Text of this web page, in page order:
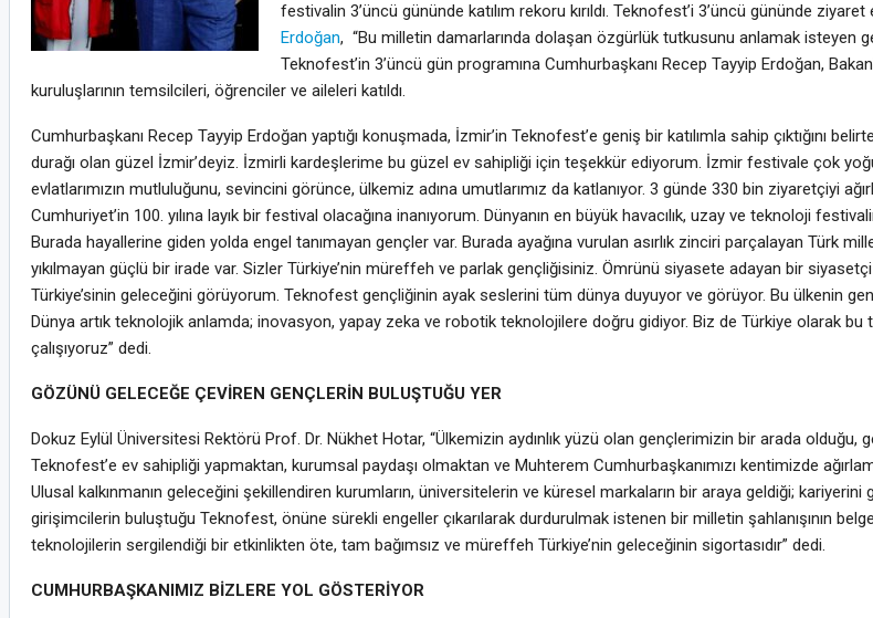
festivalin 3’üncü gününde katılım rekoru kırıldı. Teknofest’i 3’üncü gününde ziyaret
Erdoğan, “Bu milletin damarlarında dolaşan özgürlük tutkusunu anlamak isteyen
Teknofest’in 3’üncü gün programına Cumhurbaşkanı Recep Tayyip Erdoğan,
kuruluşlarının temsilcileri, öğrenciler ve aileleri katıldı.
Cumhurbaşkanı Recep Tayyip Erdoğan yaptığı konuşmada, İzmir’in Teknofest’e geniş bir katılımla sahip çıktığını
durağı olan güzel İzmir’deyiz. İzmirli kardeşlerime bu güzel ev sahipliği için teşekkür ediyorum. İzmir festivale çok
evlatlarımızın mutluluğunu, sevincini görünce, ülkemiz adına umutlarımız da katlanıyor. 3 günde 330 bin ziyaretçiyi
Cumhuriyet’in 100. yılına layık bir festival olacağına inanıyorum. Dünyanın en büyük havacılık, uzay ve teknoloji
Burada hayallerine giden yolda engel tanımayan gençler var. Burada ayağına vurulan asırlık zinciri parçalayan Türk
yıkılmayan güçlü bir irade var. Sizler Türkiye’nin müreffeh ve parlak gençliğisiniz. Ömrünü siyasete adayan bir
Türkiye’sinin geleceğini görüyorum. Teknofest gençliğinin ayak seslerini tüm dünya duyuyor ve görüyor. Bu ülkenin
Dünya artık teknolojik anlamda; inovasyon, yapay zeka ve robotik teknolojilere doğru gidiyor. Biz de Türkiye olarak
çalışıyoruz” dedi.
GÖZÜNÜ GELECEĞE ÇEVİREN GENÇLERİN BULUŞTUĞU YER
Dokuz Eylül Üniversitesi Rektörü Prof. Dr. Nükhet Hotar, “Ülkemizin aydınlık yüzü olan gençlerimizin bir arada olduğu,
Teknofest’e ev sahipliği yapmaktan, kurumsal paydaşı olmaktan ve Muhterem Cumhurbaşkanımızı kentimizde
Ulusal kalkınmanın geleceğini şekillendiren kurumların, üniversitelerin ve küresel markaların bir araya geldiği;
girişimcilerin buluştuğu Teknofest, önüne sürekli engeller çıkarılarak durdurulmak istenen bir milletin şahlanışının
teknolojilerin sergilendiği bir etkinlikten öte, tam bağımsız ve müreffeh Türkiye’nin geleceğinin sigortasıdır” dedi.
CUMHURBAŞKANIMIZ BİZLERE YOL GÖSTERİYOR